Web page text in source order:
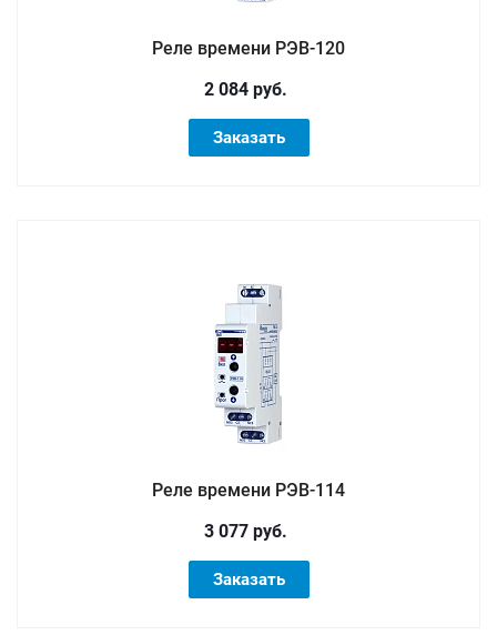
Реле времени РЭВ-120
2 084 руб.
Заказать
Реле времени РЭВ-114
3 077 руб.
Заказать